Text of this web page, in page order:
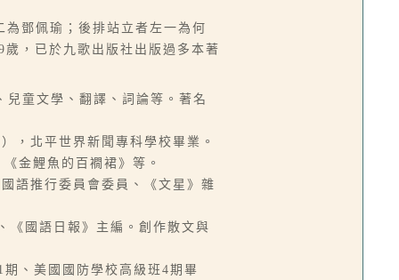
鄧佩瑜；後排站立者左一為何
，已於九歌出版社出版過多本著
童文學、翻譯、詞論等。著名
，北平世界新聞專科學校畢業。
金鯉魚的百襉裙》等。
語推行委員會委員、《文星》雜
《國語日報》主編。創作散文與
、美國國防學校高級班4期畢